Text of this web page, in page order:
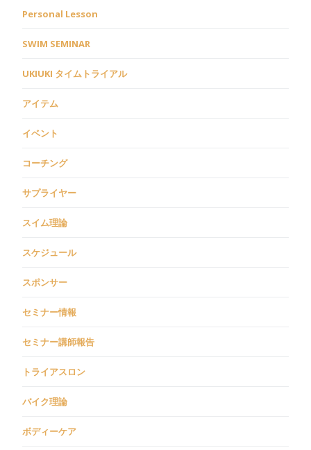
Personal Lesson
SWIM SEMINAR
UKIUKI タイムトライアル
アイテム
イベント
コーチング
サプライヤー
スイム理論
スケジュール
スポンサー
セミナー情報
セミナー講師報告
トライアスロン
バイク理論
ボディーケア